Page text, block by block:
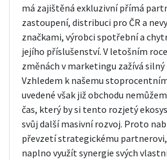
má zajištěná exkluzivní přímá
zastoupení, distribuci pro ČR a
značkami, výrobci spotřební a
jejího příslušenství. V letošním
změnách v marketingu zažívá silný
Vzhledem k našemu
uvedené však již obchodu
čas, který by si tento rozjetý
svůj další masivní rozvoj. Proto
převzetí strategickému
naplno využít synergie svých